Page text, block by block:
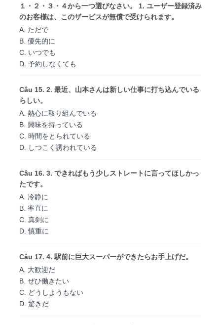
１・２・３・４から一つ選びなさい。 1. ユーザー登録済み
のお客様は、このザービスが無償で受けられます。
A. ただで
B. 優先的に
C. いつでも
D. 予約しなくても
Câu 15. 2. 最近、山本さんは新しい仕事に打ち込んでいる
らしい。
A. 熱心に取り組んでいる
B. 興味を持っている
C. 時間をとられている
D. しつこく誘われている
Câu 16. 3. できればもう少しストレートに言ってほしかっ
たです。
A. 冷静に
B. 率直に
C. 真剣に
D. 慎重に
Câu 17. 4. 駅前に巨大スーパーができたらお手上げだ。
A. 大歓迎だ
B. ぜひ働きたい
C. どうしようもない
D. 驚きだ